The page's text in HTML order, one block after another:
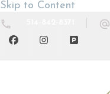
Skip to Content